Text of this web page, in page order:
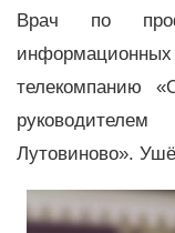
Врач по
телекомпанию
руководителем
Лутовиново».